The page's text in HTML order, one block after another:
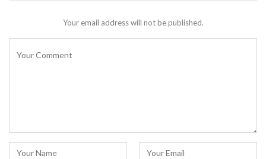
Your email address will not be published.